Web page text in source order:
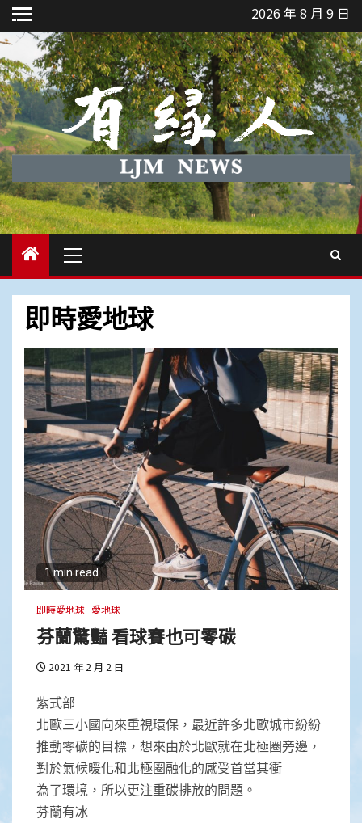
Skip
to
content
2026 年 8 月 9 日
Menu
即時愛地球
1 min read
即時愛地球 愛地球
芬蘭驚豔 看球賽也可零碳
2021 年 2 月 2 日
紫式部
北歐三小國向來重視環保，最近許多北歐城市紛紛
推動零碳的目標，想來由於北歐就在北極圈旁邊，
對於氣候暖化和北極圈融化的感受首當其衝
為了環境，所以更注重碳排放的問題。
芬蘭有冰